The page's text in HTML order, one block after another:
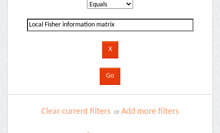
Clear current filters or Add more filters